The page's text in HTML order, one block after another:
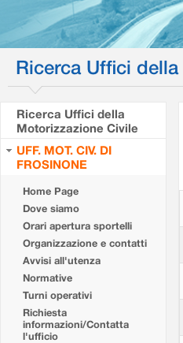
Ricerca Uffici
Ricerca Uffici della
Motorizzazione Civile
UFF. MOT. CIV. DI
FROSINONE
Home Page
Dove siamo
Orari apertura sportelli
Organizzazione e contatti
Avvisi all'utenza
Normative
Turni operativi
Richiesta
informazioni/Contatta
l'ufficio